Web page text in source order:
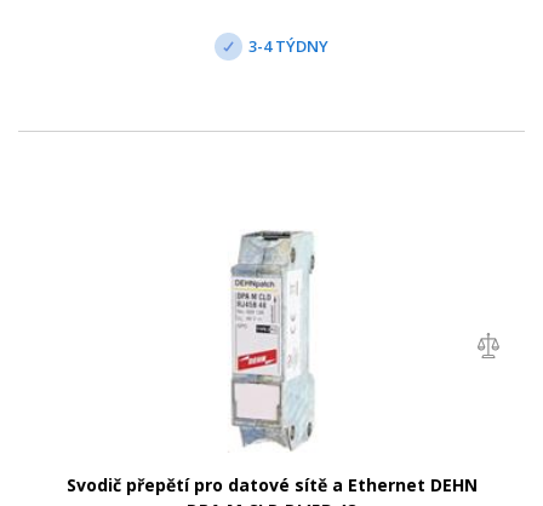
3-4 TÝDNY
Svodič přepětí pro datové sítě a Ethernet DEHN